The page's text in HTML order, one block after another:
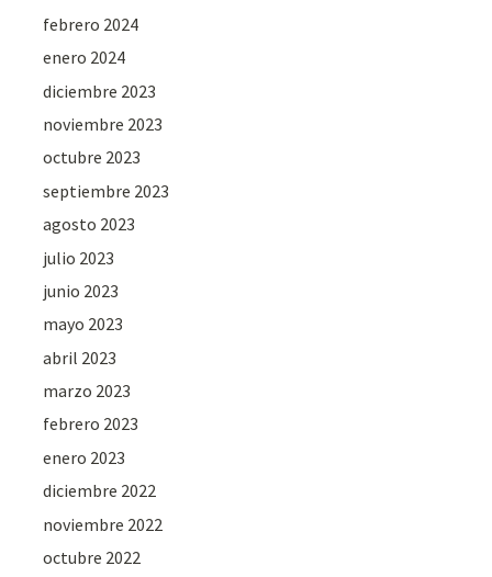
febrero 2024
enero 2024
diciembre 2023
noviembre 2023
octubre 2023
septiembre 2023
agosto 2023
julio 2023
junio 2023
mayo 2023
abril 2023
marzo 2023
febrero 2023
enero 2023
diciembre 2022
noviembre 2022
octubre 2022